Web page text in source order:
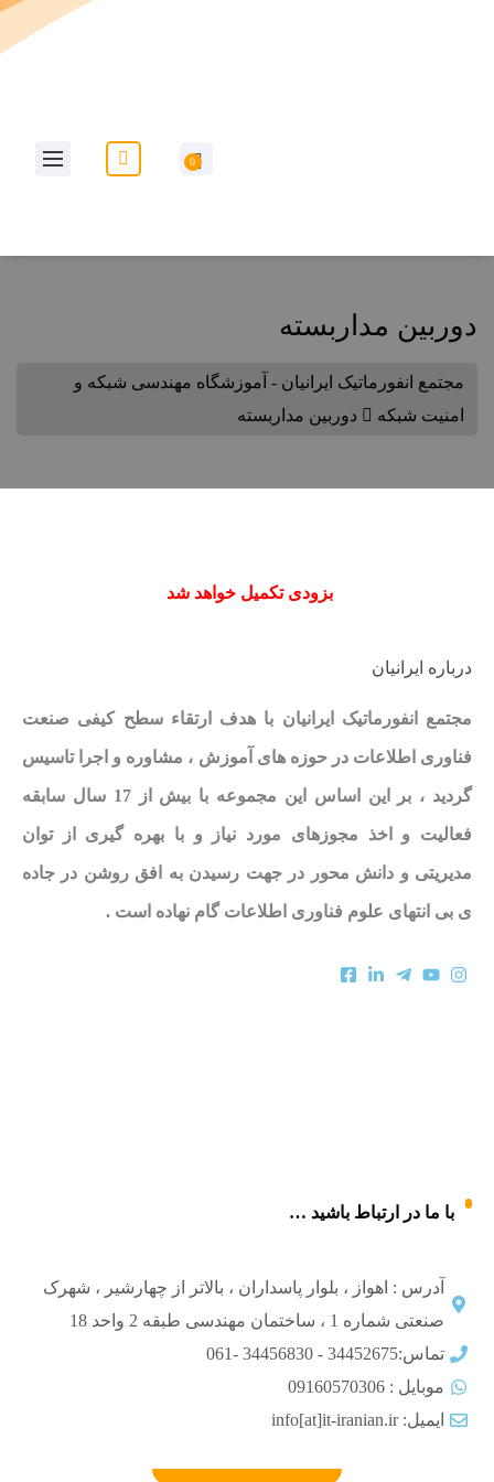
به وب سایت مجتمع انفورماتیک ایرانیان خوش آمدید...
0
دوربین مداربسته
مجتمع انفورماتیک ایرانیان - آموزشگاه مهندسی شبکه و
امنیت شبکه
دوربین مداربسته
بزودی تکمیل خواهد شد
درباره ایرانیان
مجتمع انفورماتیک ایرانیان با هدف ارتقاء سطح کیفی صنعت
فناوری اطلاعات در حوزه های آموزش ، مشاوره و اجرا تاسیس
گردید ، بر این اساس این مجموعه با بیش از 17 سال سابقه
فعالیت و اخذ مجوزهای مورد نیاز و با بهره گیری از توان
مدیریتی و دانش محور در جهت رسیدن به افق روشن در جاده
ی بی انتهای علوم فناوری اطلاعات گام نهاده است .
با ما در ارتباط باشید …
آدرس : اهواز ، بلوار پاسداران ، بالاتر از چهارشیر ، شهرک
صنعتی شماره 1 ، ساختمان مهندسی طبقه 2 واحد 18
تماس:34452675 - 34456830 -061
موبایل : 09160570306
ایمیل: info[at]it-iranian.ir